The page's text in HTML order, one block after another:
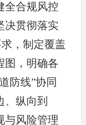
全合规风控
决贯彻落实
，制定覆盖
图，明确各
防线”协同
、纵向到
与风险管理